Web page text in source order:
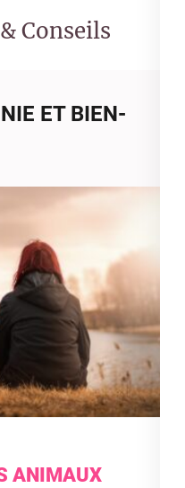
Conseils
ET BIEN-
ANIMAUX